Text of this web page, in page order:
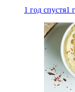
1 год спустя1